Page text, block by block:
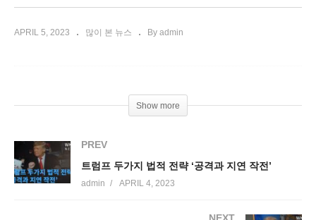
APRIL 5, 2023 많이 본 뉴스 By admin
Show more
PREV
트럼프 두가지 법적 전략 ‘공격과 지연 작전’
admin APRIL 4, 2023